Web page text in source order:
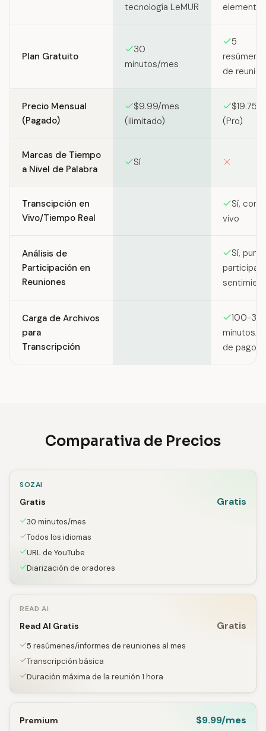
tecnología LeMUR
Plan Gratuito
30
minutos/mes
5
de
Precio Mensual
(Pagado)
$9.99/mes
(ilimitado)
$19.75/
(Pro)
Marcas de Tiempo
a Nivel de Palabra
Sí
Transcipción en
Vivo/Tiempo Real
Sí, con
vivo
Análisis de
Participación en
Reuniones
Sí,
Carga de Archivos
para
Transcripción
100-
minutos/
de pago)
Comparativa de Precios
SOZAI
Gratis Gratis
30 minutos/mes
Todos los idiomas
URL de YouTube
Diarización de oradores
READ AI
Read AI Gratis Gratis
5 resúmenes/informes de reuniones al mes
Transcripción básica
Duración máxima de la reunión 1 hora
Premium $9.99/mes